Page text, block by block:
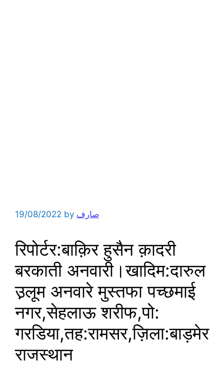
19/08/2022 by صارف
रिपोर्टर:बाक़िर हुसैन क़ादरी
बरकाती अनवारी।खादिम:दारुल
उ़लूम अनवारे मुस्तफा पच्छमाई
नगर,सेहलाऊ शरीफ,पो:
गरडिया,तह:रामसर,ज़िला:बाड़मेर
राजस्थान